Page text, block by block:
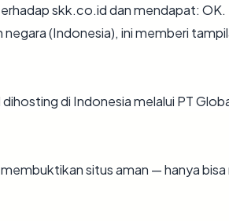
skk.co.id dan mendapat:
(Indonesia), ini memberi
di Indonesia melalui PT
situs aman — hanya